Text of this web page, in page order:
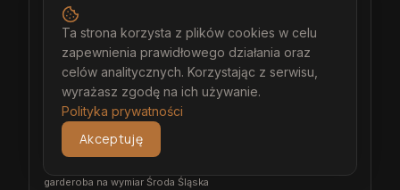
projektowanie wnętrz Środa Śląska
aranżacja wnętrz Środa Śląska
wizualizacja wnętrz Środa Śląska
meble na wymiar Środa Śląska
stolarz Środa Śląska
kuchnia na wymiar Środa Śląska
szafa na wymiar Środa Śląska
garderoba na wymiar Środa Śląska
Ta strona korzysta z plików cookies w celu
zapewnienia prawidłowego działania oraz
celów analitycznych. Korzystając z serwisu,
wyrażasz zgodę na ich używanie.
Polityka prywatności
Akceptuję